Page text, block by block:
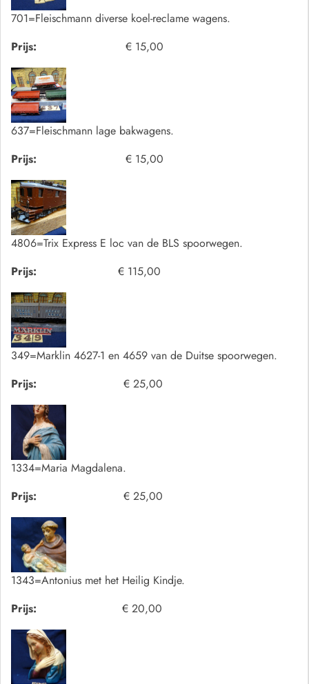
701=Fleischmann diverse koel-reclame wagens.
Prijs:
€ 15,00
637=Fleischmann lage bakwagens.
Prijs:
€ 15,00
4806=Trix Express E loc van de BLS spoorwegen.
Prijs:
€ 115,00
349=Marklin 4627-1 en 4659 van de Duitse spoorwegen.
Prijs:
€ 25,00
1334=Maria Magdalena.
Prijs:
€ 25,00
1343=Antonius met het Heilig Kindje.
Prijs:
€ 20,00